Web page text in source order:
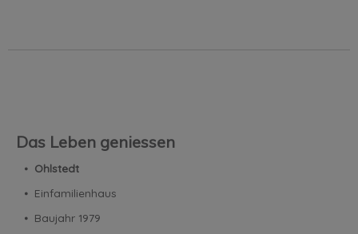
Das Leben geniessen
⦁ Ohlstedt
⦁ Einfamilienhaus
⦁ Baujahr 1979